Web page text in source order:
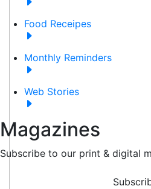
Food Receipes
Monthly Reminders
Web Stories
Magazines
Subscribe to our print & digital